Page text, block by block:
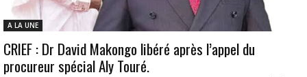
A LA UNE
CRIEF : Dr David Makongo libéré après l’appel du
procureur spécial Aly Touré.